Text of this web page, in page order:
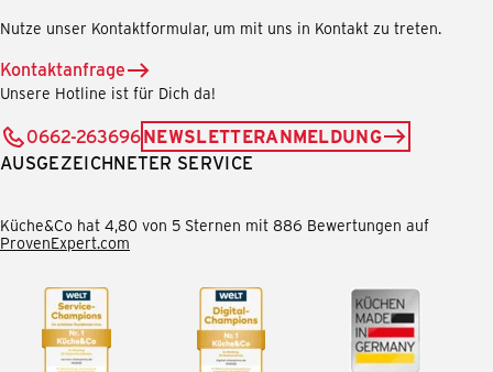
Nutze unser Kontaktformular, um mit uns in Kontakt zu treten.
Kontaktanfrage
Unsere Hotline ist für Dich da!
0662-263696NEWSLETTERANMELDUNG
AUSGEZEICHNETER SERVICE
Küche&Co hat 4,80 von 5 Sternen mit 886 Bewertungen auf
ProvenExpert.com